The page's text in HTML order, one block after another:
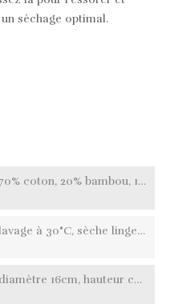
séchage optimal.
70% coton, 20% bambou, 10% polyester
lavage à 30°C, sèche linge déconseillé
diamètre 16cm, hauteur cordon 14cm